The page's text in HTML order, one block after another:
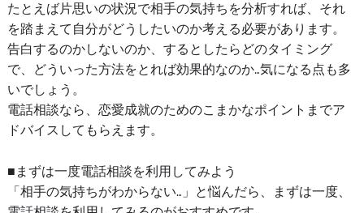
たとえば片思いの状況で相手の気持ちを分析すれば、それ
を踏まえて自分がどうしたいのか考える必要があります。
告白するのかしないのか、するとしたらどのタイミング
で、どういった方法をとれば効果的なのか…気になる点も多
いでしょう。
電話相談なら、恋愛成就のためのこまかなポイントまでア
ドバイスしてもらえます。
■まずは一度電話相談を利用してみよう
「相手の気持ちがわからない…」と悩んだら、まずは一度、